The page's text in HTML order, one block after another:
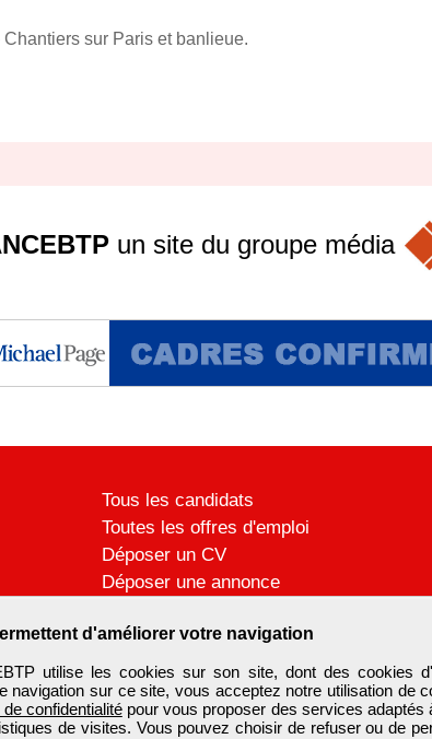
sur Paris et banlieue.
d'améliorer votre navigation
utilise les cookies sur son site, dont des cookies
navigation sur ce site, vous acceptez notre utilisation de
de confidentialitépour vous proposer des services adaptés
de visites. Vous pouvez choisir de refuser ou de
un site du groupe média
Tous les candidats
Toutes les offres d'emploi
Déposer un CV
Déposer une annonce